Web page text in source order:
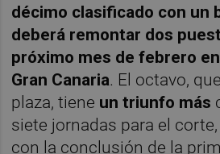
décimo clasificado con un
deberá remontar dos
próximo mes de febrero
Gran Canaria. El octavo,
plaza, tiene un triunfo más
siete jornadas para el
con la conclusión de la